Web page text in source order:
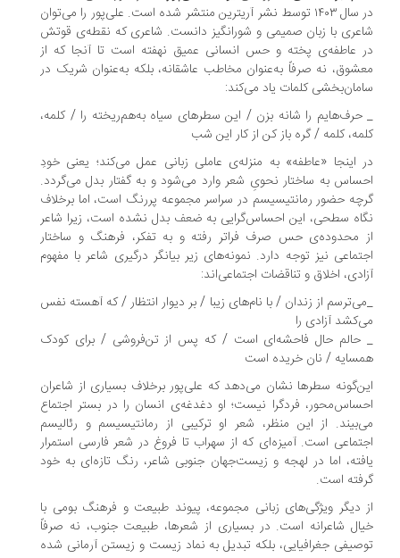
در سال ۱۴۰۳ توسط نشر آریترین منتشر شده است. علی‌پور را می‌توان
با زبان صمیمی و شورانگیز دانست. شاعری که نقطه‌ی قوتش
عاطفه‌ی پخته و حس انسانی عمیق نهفته است تا آنجا که از
نه صرفاً به‌عنوان مخاطب عاشقانه، بلکه به‌عنوان شریک در
کلمات یاد می‌کند:
را شانه بزن / این سطرهای سیاه به‌هم‌ریخته را / کلمه،
کلمه / گره باز کن از کار این شب
اینجا «عاطفه» به منزله‌ی عاملی زبانی عمل می‌کند؛ یعنی خودِ
به ساختار نحویِ شعر وارد می‌شود و به گفتار بدل می‌گردد.
حضور رمانتیسیسم در سراسر مجموعه پررنگ است، اما برخلاف
سطحی، این احساس‌گرایی به ضعف بدل نشده است، زیرا شاعر
محدوده‌ی حس صرف فراتر رفته و به تفکر، فرهنگ و ساختار
نیز توجه دارد. نمونه‌های زیر بیانگر درگیری شاعر با مفهوم
اخلاق و تناقضات اجتماعی‌اند:
از زندان / با نام‌های زیبا / بر دیوار انتظار / که آهسته نفس
آزادی را
حال فاحشه‌ای است / که پس از تن‌فروشی / برای کودک
/ نان خریده است
سطرها نشان می‌دهد که علی‌پور برخلاف بسیاری از شاعران
فردگرا نیست؛ او دغدغه‌ی انسان را در بستر اجتماع
از این منظر، شعر او ترکیبی از رمانتیسیسم و رئالیسم
است. آمیزه‌ای که از سهراب تا فروغ در شعر فارسی استمرار
اما در لهجه و زیست‌جهان جنوبی شاعر، رنگ تازه‌ای به خود
است.
دیگر ویژگی‌های زبانی مجموعه، پیوند طبیعت و فرهنگ بومی با
شاعرانه است. در بسیاری از شعرها، طبیعت جنوب، نه صرفاً
جغرافیایی، بلکه تبدیل به نماد زیست و زیستن آرمانی شده